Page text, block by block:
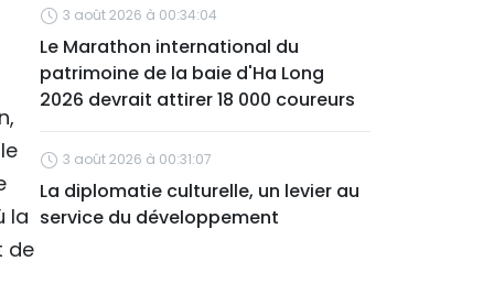
la
de
3 août 2026 à 00:34:04
Le Marathon international du
patrimoine de la baie d'Ha Long
2026 devrait attirer 18 000 coureurs
3 août 2026 à 00:31:07
La diplomatie culturelle, un levier au
service du développement